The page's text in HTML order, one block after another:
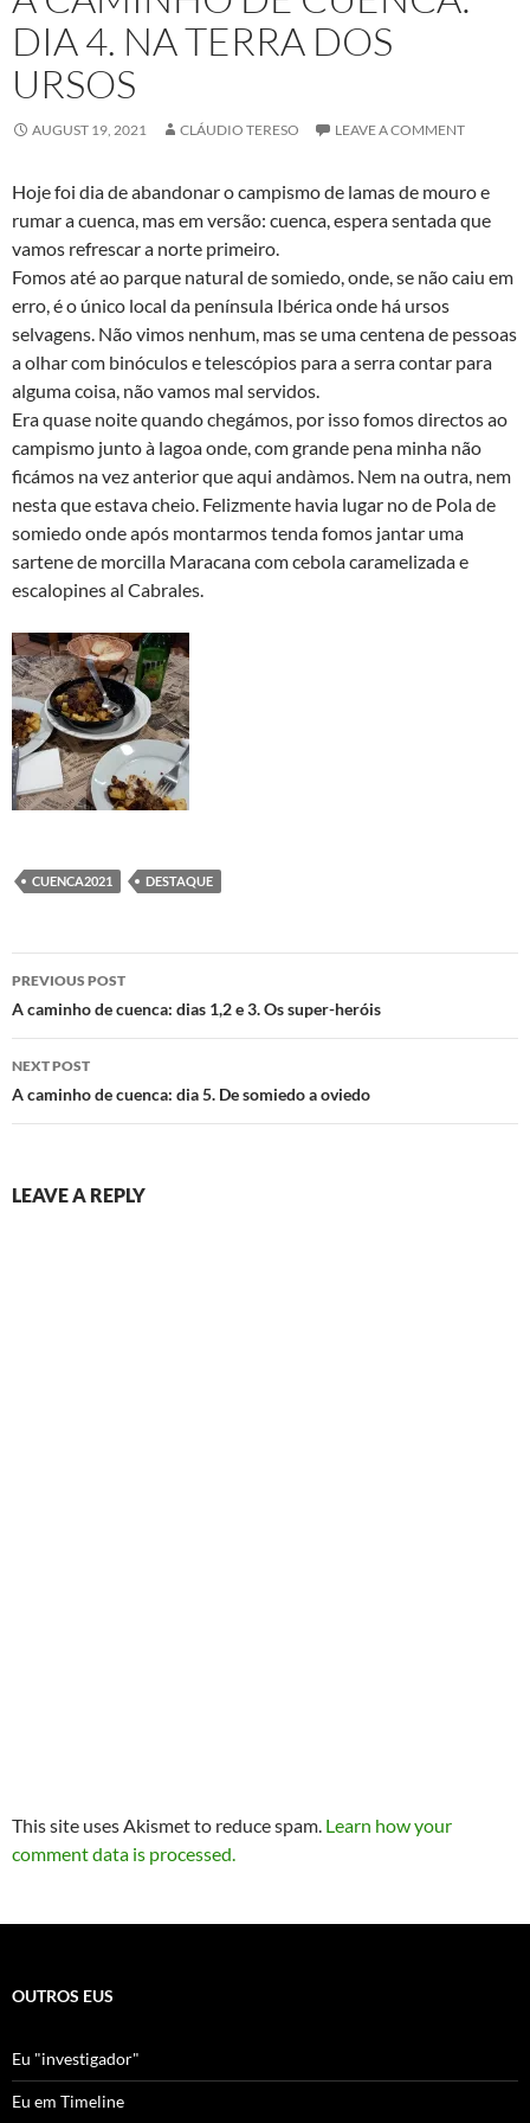
DIA 4. NA TERRA DOS
URSOS
AUGUST 19, 2021 CLÁUDIO TERESO LEAVE A COMMENT
Hoje foi dia de abandonar o campismo de lamas de mouro e
rumar a cuenca, mas em versão: cuenca, espera sentada que
vamos refrescar a norte primeiro.
Fomos até ao parque natural de somiedo, onde, se não caiu em
erro, é o único local da península Ibérica onde há ursos
selvagens. Não vimos nenhum, mas se uma centena de pessoas
a olhar com binóculos e telescópios para a serra contar para
alguma coisa, não vamos mal servidos.
Era quase noite quando chegámos, por isso fomos directos ao
campismo junto à lagoa onde, com grande pena minha não
ficámos na vez anterior que aqui andàmos. Nem na outra, nem
nesta que estava cheio. Felizmente havia lugar no de Pola de
somiedo onde após montarmos tenda fomos jantar uma
sartene de morcilla Maracana com cebola caramelizada e
escalopines al Cabrales.
CUENCA2021 DESTAQUE
Post
navigation
PREVIOUS POST
A caminho de cuenca: dias 1,2 e 3. Os super-heróis
NEXT POST
A caminho de cuenca: dia 5. De somiedo a oviedo
LEAVE A REPLY
This site uses Akismet to reduce spam. Learn how your
comment data is processed.
OUTROS EUS
Eu "investigador"
Eu em Timeline